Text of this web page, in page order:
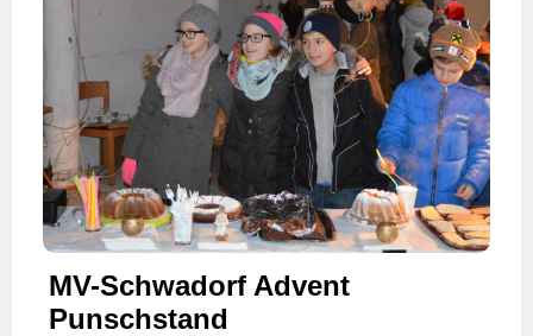
MV-Schwadorf Advent
Punschstand